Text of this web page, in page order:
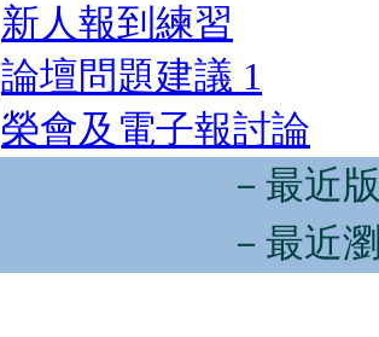
新人報到練習
論壇問題建議 1
榮會及電子報討論
－最近
－最近